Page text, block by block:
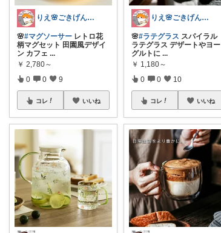
りえ🌸ごきげんな暮らし🏠🌿
🌸#マグソーサー レトロ花
柄マグセット 田園風デザイ
ン カフェ ...
￥ 2,780～
0 0 9
コレ いいね
りえ🌸ごきげんな暮らし🏠🌿
🌸#ラテグラス スパイラル
ラテグラス デザートやヨー
グルトに...
￥ 1,180～
0 0 10
コレ いいね